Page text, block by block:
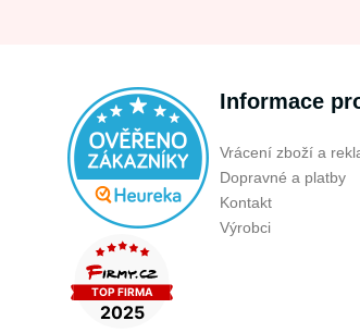
Informace
Vrácení zboží a
Dopravné a platby
Kontakt
Výrobci